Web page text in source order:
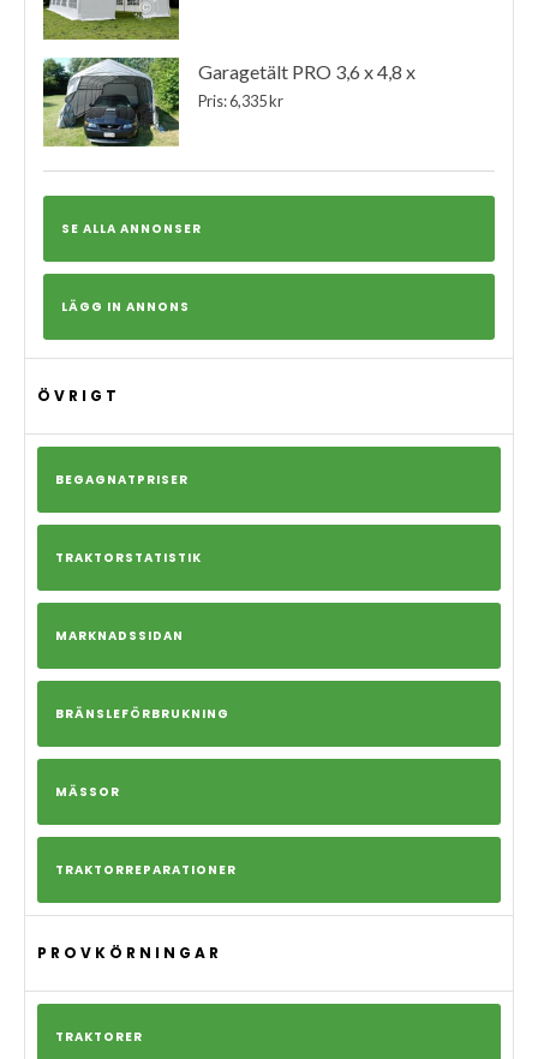
Garagetält PRO 3,6 x 4,8 x
Pris: 6,335 kr
SE ALLA ANNONSER
LÄGG IN ANNONS
ÖVRIGT
BEGAGNATPRISER
TRAKTORSTATISTIK
MARKNADSSIDAN
BRÄNSLEFÖRBRUKNING
MÄSSOR
TRAKTORREPARATIONER
PROVKÖRNINGAR
TRAKTORER